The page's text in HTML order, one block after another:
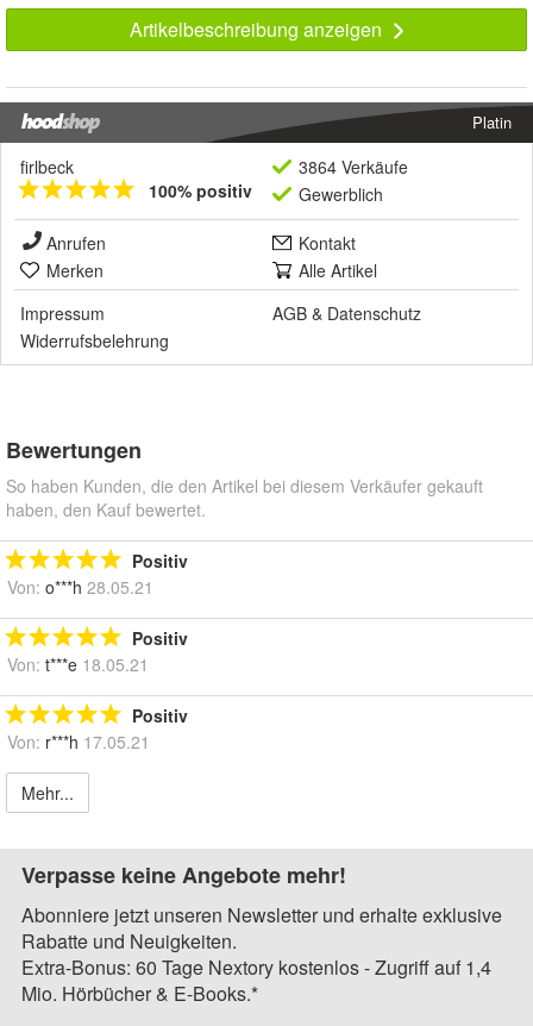
Artikelbeschreibung anzeigen
Platin
firlbeck
100% positiv
3864 Verkäufe
Gewerblich
Anrufen
Kontakt
Merken
Alle Artikel
Impressum
AGB & Datenschutz
Widerrufsbelehrung
Bewertungen
So haben Kunden, die den Artikel bei diesem Verkäufer gekauft
haben, den Kauf bewertet.
Positiv
Von: o***h 28.05.21
Positiv
Von: t***e 18.05.21
Positiv
Von: r***h 17.05.21
Mehr...
Verpasse keine Angebote mehr!
Abonniere jetzt unseren Newsletter und erhalte exklusive
Rabatte und Neuigkeiten.
Extra-Bonus: 60 Tage Nextory kostenlos - Zugriff auf 1,4
Mio. Hörbücher & E-Books.*